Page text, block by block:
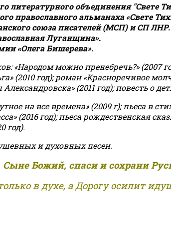
литературного объединения "Свете
православного альманаха «Свете
союза писателей (МСП) и СП ЛНР.
Луганщина».
«Олега Бишерева».
«Народом можно пренебречь?» (2007
(2010 год); роман «Красноречивое
(2011 год); повесть о
на все времена» (2009 г); пьеса в
(2016 год); пьеса рождественская
год).
и духовных песен.
Сыне Божий, спаси и сохрани
в духе, а Дорогу осилит